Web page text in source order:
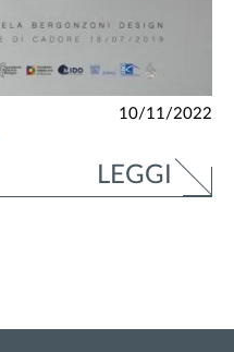
10/11/2022
LEGGI